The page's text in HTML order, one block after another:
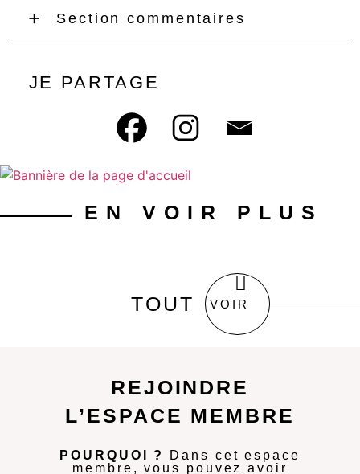
Section commentaires
JE PARTAGE
EN VOIR PLUS
TOUT VOIR
REJOINDRE
L’ESPACE MEMBRE
POURQUOI ?
Dans cet espace
membre, vous pouvez avoir